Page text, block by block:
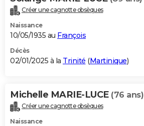
Créer une cagnotte obsèques
Naissance
10/05/1935 au François
Décès
02/01/2025 à la Trinité (Martinique)
Michelle MARIE-LUCE (76 ans)
Créer une cagnotte obsèques
Naissance